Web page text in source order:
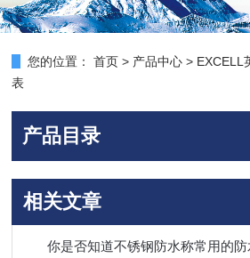
您的位置： 首页 > 产品中心 > EXCELL
表
产品目录
相关文章
你是否知道不锈钢防水称常用的防